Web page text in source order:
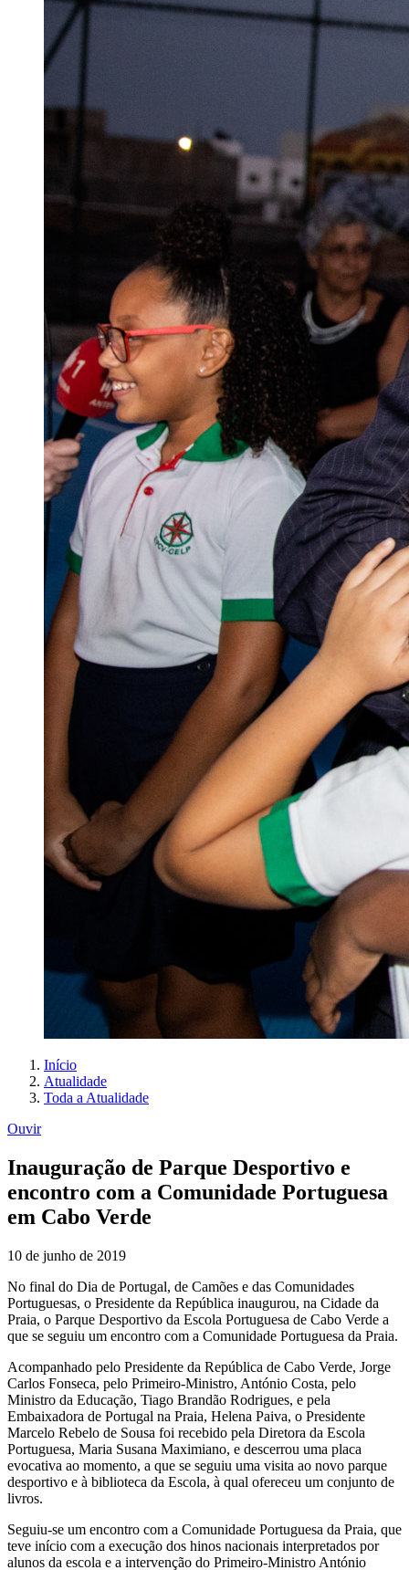
Início
Atualidade
Toda a Atualidade
Ouvir
Inauguração de Parque Desportivo e
encontro com a Comunidade Portuguesa
em Cabo Verde
10 de junho de 2019
No final do Dia de Portugal, de Camões e das Comunidades
Portuguesas, o Presidente da República inaugurou, na Cidade da
Praia, o Parque Desportivo da Escola Portuguesa de Cabo Verde a
que se seguiu um encontro com a Comunidade Portuguesa da Praia.
Acompanhado pelo Presidente da República de Cabo Verde, Jorge
Carlos Fonseca, pelo Primeiro-Ministro, António Costa, pelo
Ministro da Educação, Tiago Brandão Rodrigues, e pela
Embaixadora de Portugal na Praia, Helena Paiva, o Presidente
Marcelo Rebelo de Sousa foi recebido pela Diretora da Escola
Portuguesa, Maria Susana Maximiano, e descerrou uma placa
evocativa ao momento, a que se seguiu uma visita ao novo parque
desportivo e à biblioteca da Escola, à qual ofereceu um conjunto de
livros.
Seguiu-se um encontro com a Comunidade Portuguesa da Praia, que
teve início com a execução dos hinos nacionais interpretados por
alunos da escola e a intervenção do Primeiro-Ministro António